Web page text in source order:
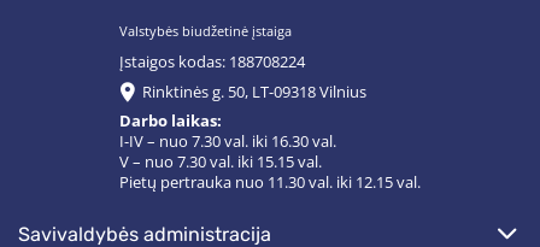
Valstybės biudžetinė įstaiga
Įstaigos kodas: 188708224
Rinktinės g. 50, LT-09318 Vilnius
Darbo laikas:
I-IV – nuo 7.30 val. iki 16.30 val.
V – nuo 7.30 val. iki 15.15 val.
Pietų pertrauka nuo 11.30 val. iki 12.15 val.
savivaldybės administracija